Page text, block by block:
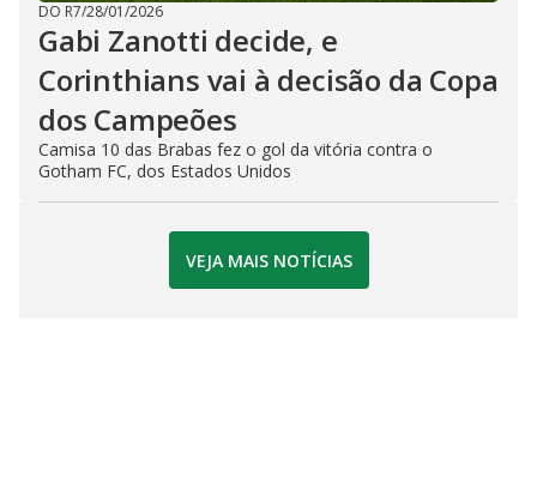
DO R7/28/01/2026
Gabi Zanotti decide, e
Corinthians vai à decisão da Copa
dos Campeões
Camisa 10 das Brabas fez o gol da vitória contra o
Gotham FC, dos Estados Unidos
VEJA MAIS NOTÍCIAS